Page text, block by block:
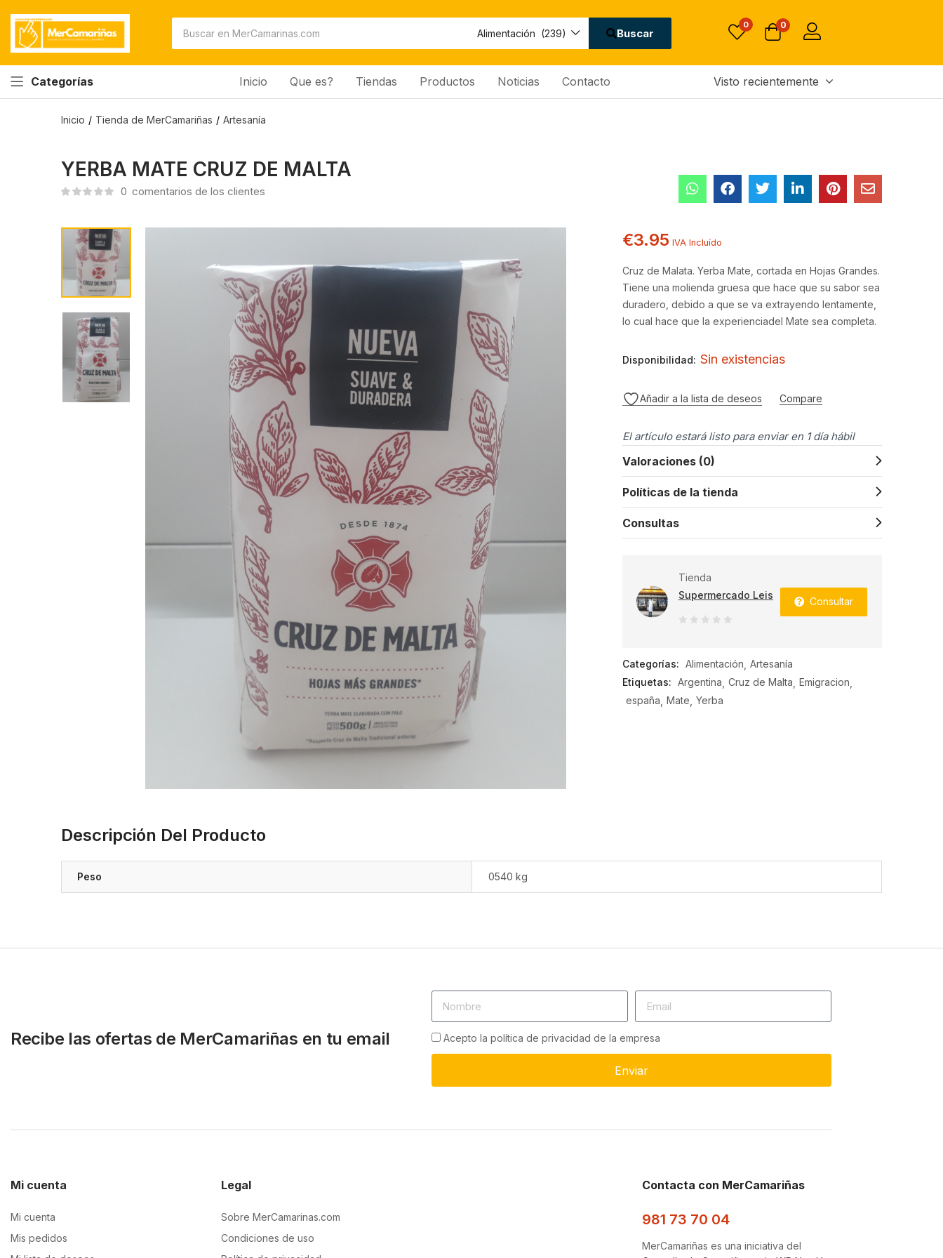
Alimentación (239) Buscar
0 0
Categorías Inicio Que es? Tiendas Productos Noticias Contacto Visto recientemente
Inicio Tienda de MerCamariñas Artesanía
YERBA MATE CRUZ DE MALTA
comentarios de los clientes
3.95
Sin existencias
YERBA MATE CRUZ DE MALTA
0 comentarios de los clientes
€3.95 IVA Incluído
Cruz de Malata. Yerba Mate, cortada en Hojas Grandes.
Tiene una molienda gruesa que hace que su sabor sea
duradero, debido a que se va extrayendo lentamente,
lo cual hace que la experienciadel Mate sea completa.
Disponibilidad: Sin existencias
Añadir a la lista de deseos Compare
El artículo estará listo para enviar en 1 día hábil
Valoraciones (0)
Políticas de la tienda
Consultas
Tienda
Supermercado Leis
Consultar
Categorías: Alimentación Artesanía
Etiquetas: Argentina Cruz de Malta Emigracion
españa Mate Yerba
Descripción Del Producto
Peso 0540 kg
Recibe las ofertas de MerCamariñas en tu email Acepto la política de privacidad de la empresa
Enviar
Mi cuenta
Mi cuenta
Mis pedidos
Legal
Sobre MerCamarinas.com
Condiciones de uso
Contacta con MerCamariñas
981 73 70 04
MerCamariñas es una iniciativa del